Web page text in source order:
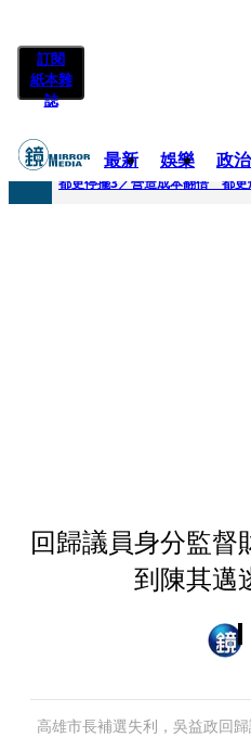
訂閱
紙本雜
誌
最新 娛樂 政
快訊
回歸議員身分監
到陳其邁
高雄市長補選失利，吳益政回